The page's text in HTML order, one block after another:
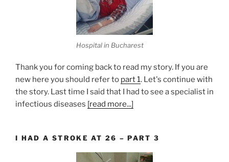
Hospital in Bucharest
Thank you for coming back to read my story. If you are
new here you should refer to part 1. Let's continue with
the story. Last time I said that I had to see a specialist in
infectious diseases [read more...]
I HAD A STROKE AT 26 – PART 3